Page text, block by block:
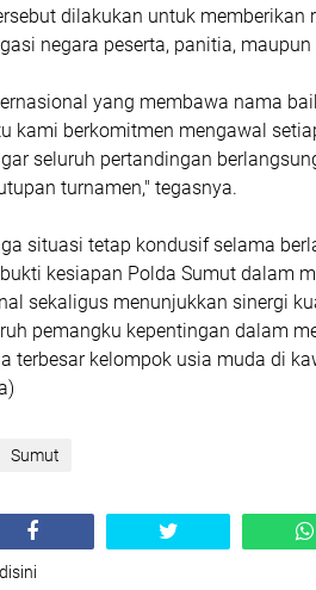
dilakukan untuk memberikan
negara peserta, panitia,
yang membawa nama
kami berkomitmen mengawal
seluruh pertandingan
turnamen," tegasnya.
situasi tetap kondusif selama
kesiapan Polda Sumut dalam
sekaligus menunjukkan sinergi
pemangku kepentingan dalam
terbesar kelompok usia muda di
Sumut